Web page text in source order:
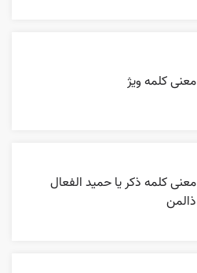
معنی کلمه ویژ
معنی کلمه ذکر یا حمید الفعال
ذالمن